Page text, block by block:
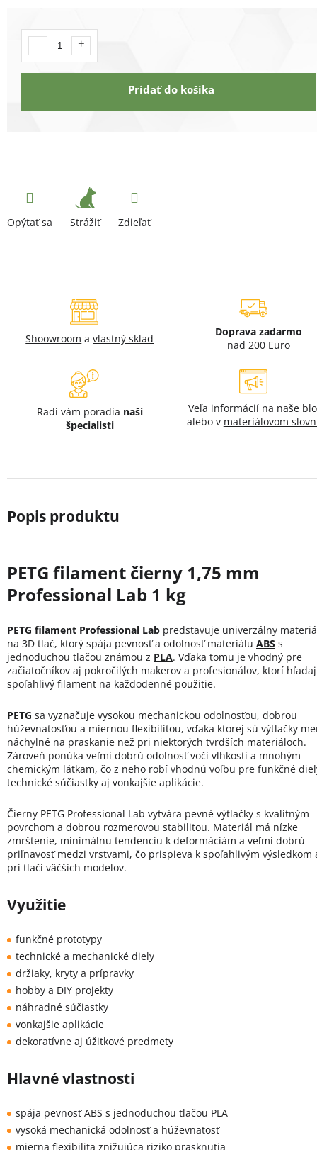
Pridať do košíka
Opýtať sa Strážiť Zdieľať
Shoowroom avlastný sklad
Doprava zadarmo
nad 200 Euro
Radi vám poradia naši
špecialisti
Veľa informácií na naše
alebo v materiálovom
PETG filament čierny 1,75 mm
Professional Lab 1 kg
PETG filament Professional Lab predstavuje univerzálny
na 3D tlač, ktorý spája pevnosť a odolnosť materiálu ABS s
jednoduchou tlačou známou z PLA. Vďaka tomu je vhodný pre
začiatočníkov aj pokročilých makerov a profesionálov, ktorí
spoľahlivý filament na každodenné použitie.
PETG sa vyznačuje vysokou mechanickou odolnosťou, dobrou
húževnatosťou a miernou flexibilitou, vďaka ktorej sú výtlačky
náchylné na praskanie než pri niektorých tvrdších materiáloch.
Zároveň ponúka veľmi dobrú odolnosť voči vlhkosti a mnohým
chemickým látkam, čo z neho robí vhodnú voľbu pre funkčné
technické súčiastky aj vonkajšie aplikácie.
Čierny PETG Professional Lab vytvára pevné výtlačky s kvalitným
povrchom a dobrou rozmerovou stabilitou. Materiál má nízke
zmrštenie, minimálnu tendenciu k deformáciám a veľmi dobrú
priľnavosť medzi vrstvami, čo prispieva k spoľahlivým výsledkom
pri tlači väčších modelov.
Využitie
funkčné prototypy
technické a mechanické diely
držiaky, kryty a prípravky
hobby a DIY projekty
náhradné súčiastky
vonkajšie aplikácie
dekoratívne aj úžitkové predmety
Hlavné vlastnosti
spája pevnosť ABS s jednoduchou tlačou PLA
vysoká mechanická odolnosť a húževnatosť
mierna flexibilita znižujúca riziko prasknutia